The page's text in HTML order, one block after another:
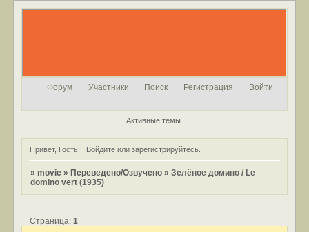
Форум Участники Поиск Регистрация Войти
Активные темы
Привет, Гость! Войдитеили зарегистрируйтесь.
»movie » Переведено/Озвучено »Зелёное домино / Le
domino vert (1935)
Страница:1